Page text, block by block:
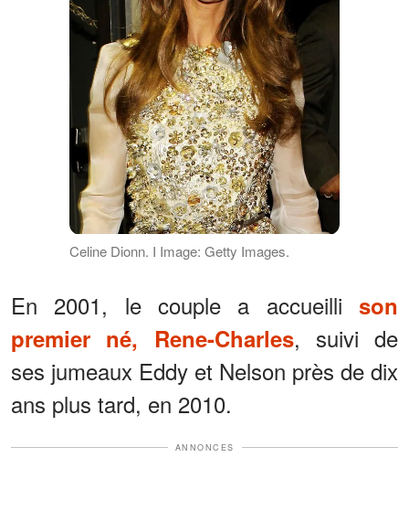
Celine Dionn. I Image: Getty Images.
En 2001, le couple a accueilli son
premier né, Rene-Charles, suivi de
ses jumeaux Eddy et Nelson près de dix
ans plus tard, en 2010.
ANNONCES